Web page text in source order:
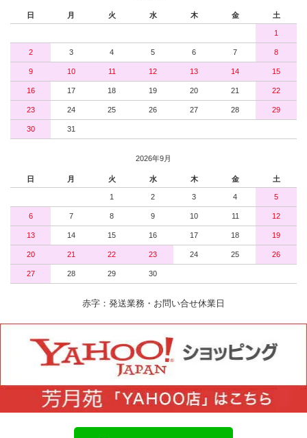
日 月 火 水 木 金 土
1
2 3 4 5 6 7 8
9 10 11 12 13 14 15
16 17 18 19 20 21 22
23 24 25 26 27 28 29
30 31
2026年9月
日 月 火 水 木 金 土
1 2 3 4 5
6 7 8 9 10 11 12
13 14 15 16 17 18 19
20 21 22 23 24 25 26
27 28 29 30
赤字：発送業務・お問い合せ休業日